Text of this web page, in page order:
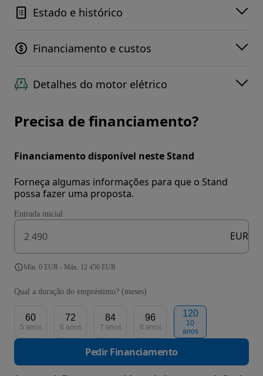
Estado e histórico
Financiamento e custos
Detalhes do motor elétrico
Precisa de financiamento?
Financiamento disponível neste Stand
Forneça algumas informações para que o Stand
possa fazer uma proposta.
Entrada inicial
EUR
Mín. 0 EUR - Máx. 12 450 EUR
Qual a duração do empréstimo? (meses)
60
5 anos
72
6 anos
84
7 anos
96
8 anos
120
10
anos
Pedir Financiamento